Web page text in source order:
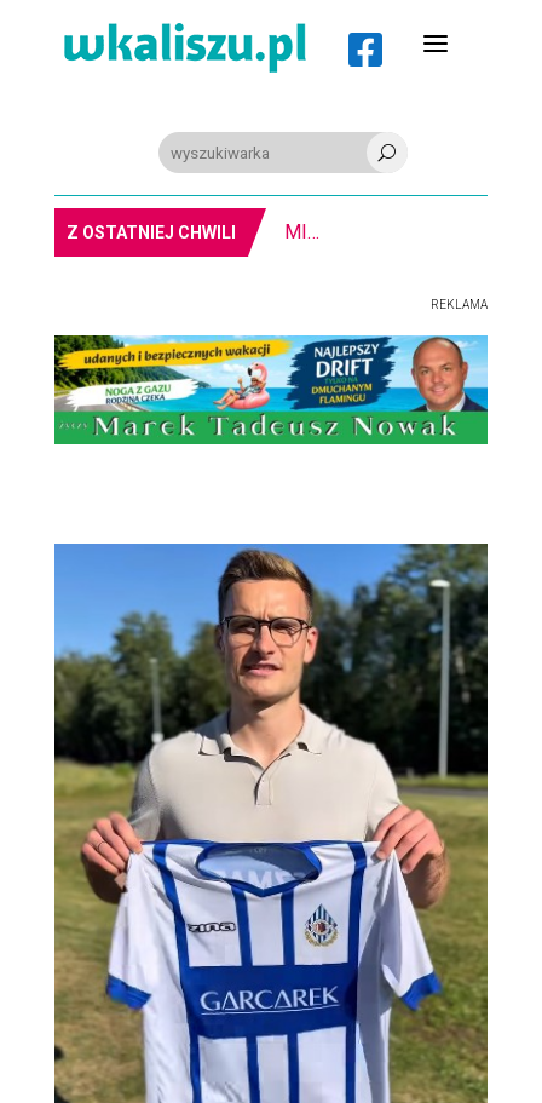
 a
U
Z OSTATNIEJ CHWILI 8-11.8. Warsztaty pisania ikon w Pałacu Lipskich
REKLAMA